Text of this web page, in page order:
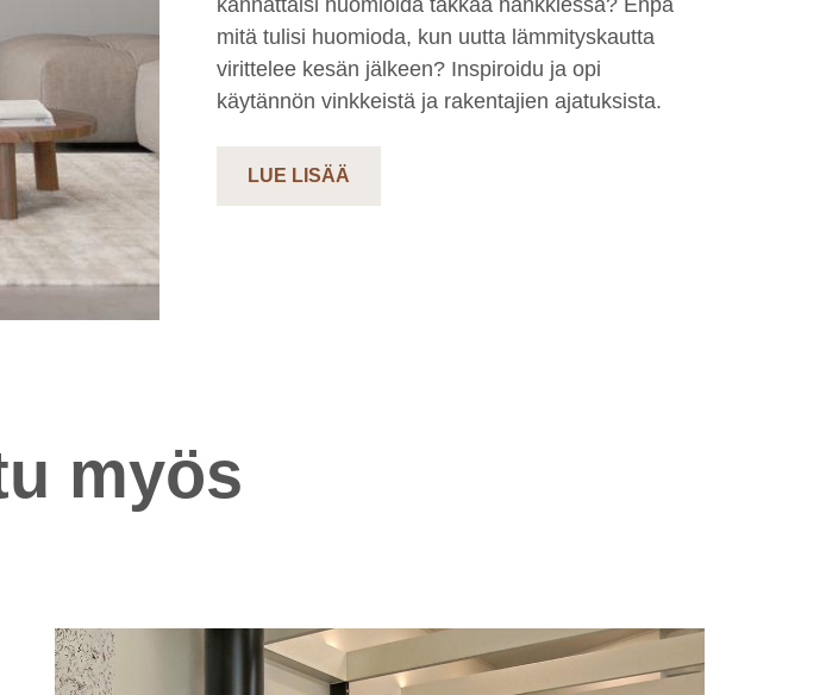
mitä tulisi huomioda, kun uutta lämmityskautta
virittelee kesän jälkeen? Inspiroidu ja opi
käytännön vinkkeistä ja rakentajien ajatuksista.
LUE LISÄÄ
myös